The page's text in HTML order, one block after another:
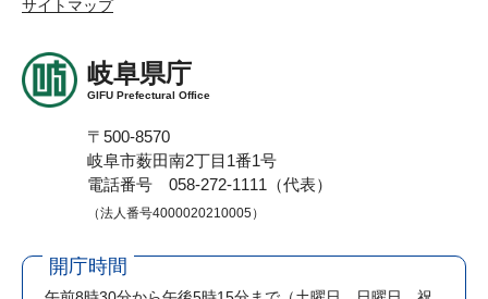
サイトマップ
岐阜県庁
GIFU Prefectural Office
〒500-8570
岐阜市薮田南2丁目1番1号
電話番号 058-272-1111（代表）
（法人番号4000020210005）
開庁時間